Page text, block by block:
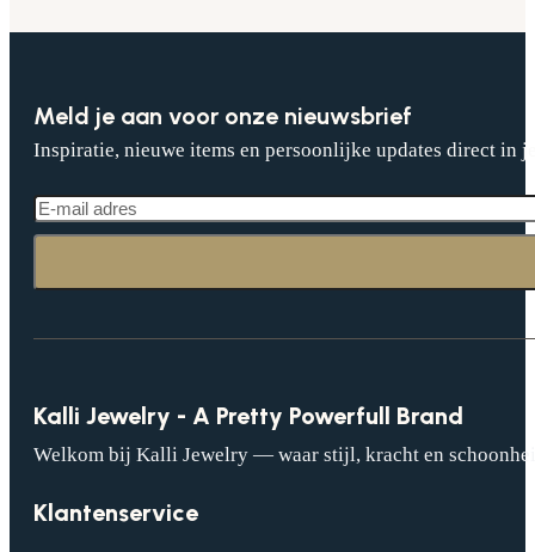
Meld je aan voor onze nieuwsbrief
Inspiratie, nieuwe items en persoonlijke updates direct in
Kalli Jewelry - A Pretty Powerfull Brand
Welkom bij Kalli Jewelry — waar stijl, kracht en
Klantenservice